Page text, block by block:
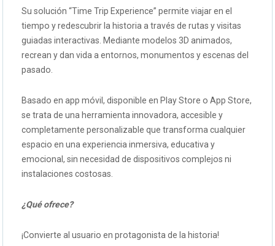
Su solución “Time Trip Experience” permite viajar en el
tiempo y redescubrir la historia a través de rutas y visitas
guiadas interactivas. Mediante modelos 3D animados,
recrean y dan vida a entornos, monumentos y escenas del
pasado.
Basado en app móvil, disponible en Play Store o App Store,
se trata de una herramienta innovadora, accesible y
completamente personalizable que transforma cualquier
espacio en una experiencia inmersiva, educativa y
emocional, sin necesidad de dispositivos complejos ni
instalaciones costosas.
¿Qué ofrece?
¡Convierte al usuario en protagonista de la historia!